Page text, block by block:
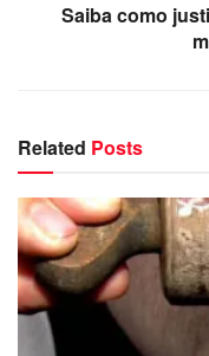
Saiba como
Related Posts